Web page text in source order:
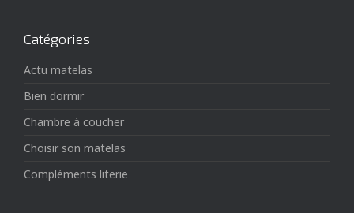
Catégories
Actu matelas
Bien dormir
Chambre à coucher
Choisir son matelas
Compléments literie